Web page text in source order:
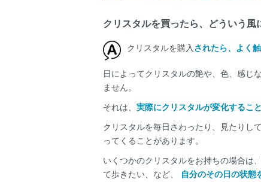
クリスタルを買ったら、どういう
クリスタルを購入されたら、よく
日によってクリスタルの艶や、色、感じ
ません。
それは、 実際にクリスタルが変化するこ
クリスタルを毎日さわったり、見たりし
ってくることがあります。
いくつかのクリスタルをお持ちの場合は
て歩きたい、など、 自分のその日の状態